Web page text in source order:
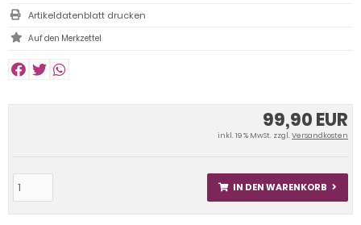
99,90 EUR
inkl. 19 % MwSt. zzgl.Versandkosten
IN DEN WARENKORB
Artikeldatenblatt drucken